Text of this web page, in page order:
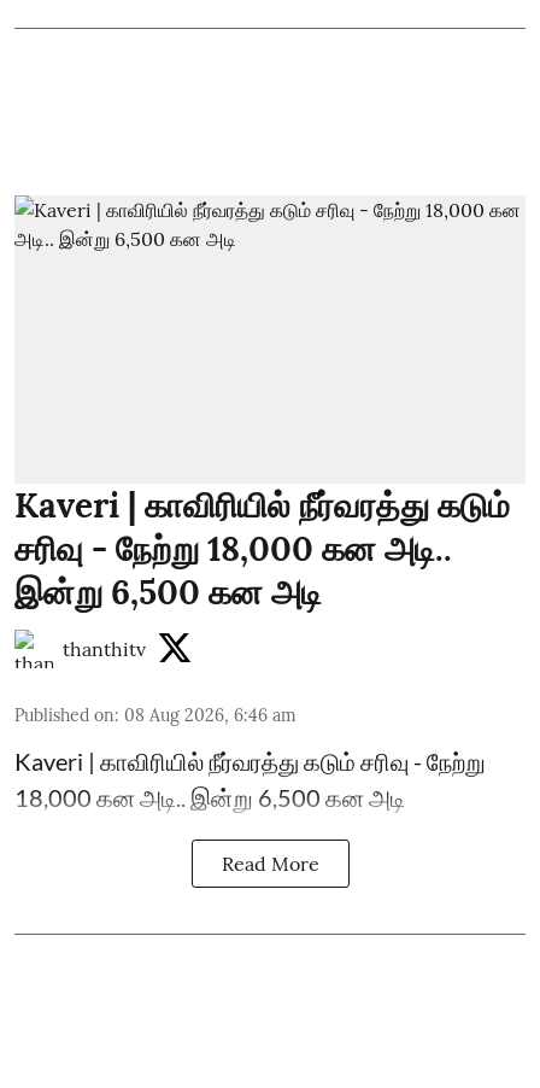
Kaveri | காவிரியில் நீர்வரத்து கடும்
சரிவு - நேற்று 18,000 கன அடி..
இன்று 6,500 கன அடி
thanthitv
Published on: 08 Aug 2026, 6:46 am
Kaveri | காவிரியில் நீர்வரத்து கடும் சரிவு - நேற்று
18,000 கன அடி.. இன்று 6,500 கன அடி
Read More